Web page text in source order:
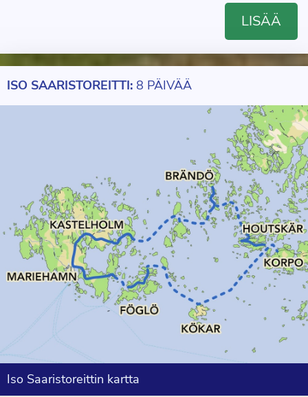
LISÄÄ
ISO SAARISTOREITTI: 8 PÄIVÄÄ
Iso Saaristoreittin kartta